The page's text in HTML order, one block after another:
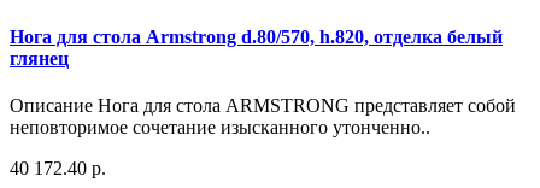
Нога для стола Armstrong d.80/570, h.820, отделка белый
глянец
Описание Нога для стола ARMSTRONG представляет собой
неповторимое сочетание изысканного утонченно..
40 172.40 р.